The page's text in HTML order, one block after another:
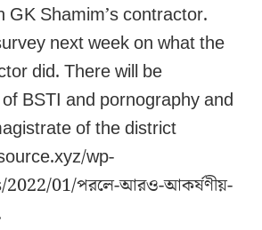
GK Shamim’s contractor.
next week on what the
did. There will be
BSTI and pornography and
of the district
wp-
01/পরলে-আরও-আকর্ষণীয়-